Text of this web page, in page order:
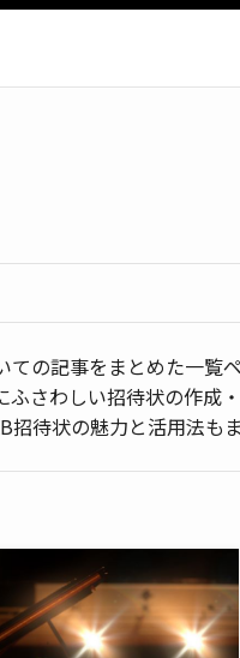
の記事をまとめた一覧
ふさわしい招待状の作成
待状の魅力と活用法も